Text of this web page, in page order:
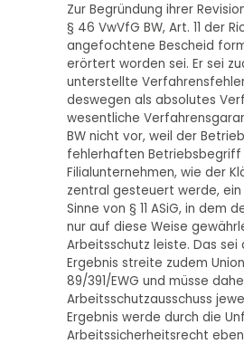
Zur Begründung ihrer
§ 46 VwVfG BW, Art. 11 der
angefochtene Bescheid
erörtert worden sei. Er sei
unterstellte Verfahrensfehler
deswegen als absolutes
wesentliche
BW nicht vor, weil der
fehlerhaften Betriebsbegriff
Filialunternehmen, wie der
zentral gesteuert werde, ein
Sinne von § 11 ASiG, in
nur auf diese Weise
Arbeitsschutz leiste. Das sei
Ergebnis streite zudem
89/391/EWG und müsse
Arbeitsschutzausschuss
Ergebnis werde durch die
Arbeitssicherheitsrecht